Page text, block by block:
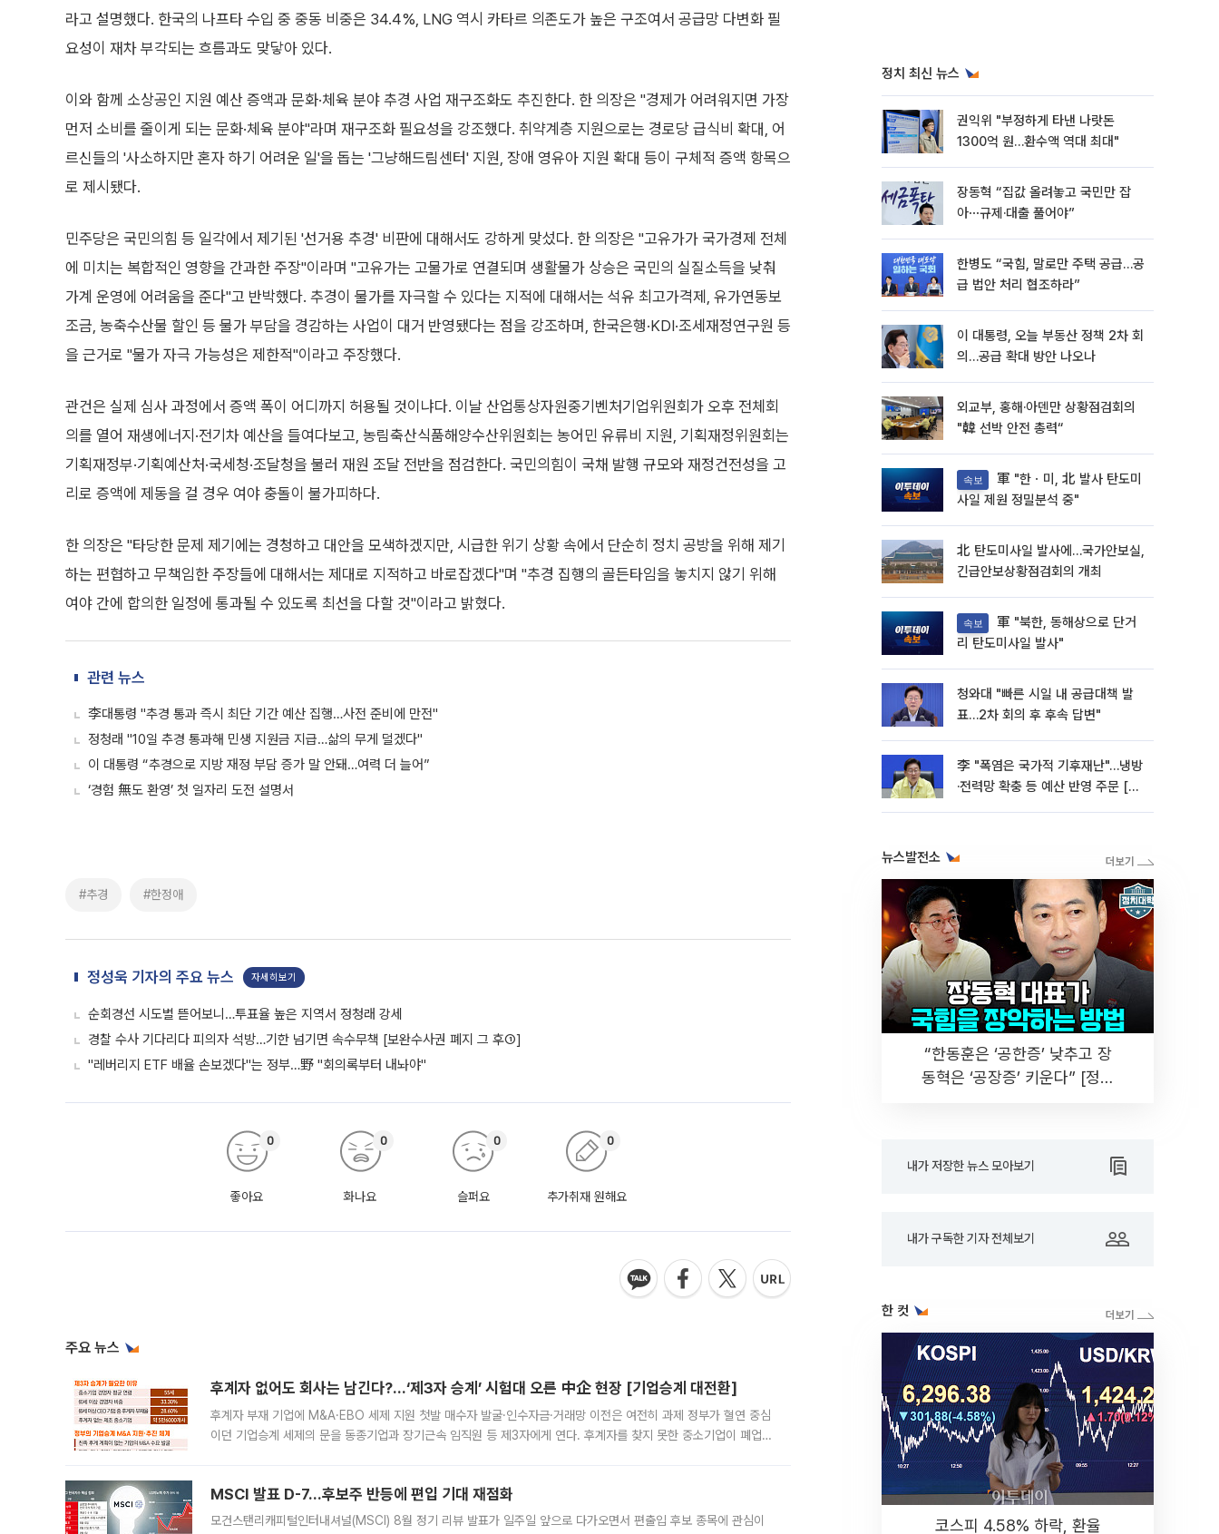
라고 설명했다. 한국의 나프타 수입 중 중동 비중은 34.4%, LNG 역시 카타르 의존도가 높은 구조여서 공급망 다변화 필
요성이 재차 부각되는 흐름과도 맞닿아 있다.
이와 함께 소상공인 지원 예산 증액과 문화·체육 분야 추경 사업 재구조화도 추진한다. 한 의장은 "경제가 어려워지면 가장
먼저 소비를 줄이게 되는 문화·체육 분야"라며 재구조화 필요성을 강조했다. 취약계층 지원으로는 경로당 급식비 확대, 어
르신들의 '사소하지만 혼자 하기 어려운 일'을 돕는 '그냥해드림센터' 지원, 장애 영유아 지원 확대 등이 구체적 증액 항목으
로 제시됐다.
민주당은 국민의힘 등 일각에서 제기된 '선거용 추경' 비판에 대해서도 강하게 맞섰다. 한 의장은 "고유가가 국가경제 전체
에 미치는 복합적인 영향을 간과한 주장"이라며 "고유가는 고물가로 연결되며 생활물가 상승은 국민의 실질소득을 낮춰
가계 운영에 어려움을 준다"고 반박했다. 추경이 물가를 자극할 수 있다는 지적에 대해서는 석유 최고가격제, 유가연동보
조금, 농축수산물 할인 등 물가 부담을 경감하는 사업이 대거 반영됐다는 점을 강조하며, 한국은행·KDI·조세재정연구원 등
을 근거로 "물가 자극 가능성은 제한적"이라고 주장했다.
관건은 실제 심사 과정에서 증액 폭이 어디까지 허용될 것이냐다. 이날 산업통상자원중기벤처기업위원회가 오후 전체회
의를 열어 재생에너지·전기차 예산을 들여다보고, 농림축산식품해양수산위원회는 농어민 유류비 지원, 기획재정위원회는
기획재정부·기획예산처·국세청·조달청을 불러 재원 조달 전반을 점검한다. 국민의힘이 국채 발행 규모와 재정건전성을 고
리로 증액에 제동을 걸 경우 여야 충돌이 불가피하다.
한 의장은 "타당한 문제 제기에는 경청하고 대안을 모색하겠지만, 시급한 위기 상황 속에서 단순히 정치 공방을 위해 제기
하는 편협하고 무책임한 주장들에 대해서는 제대로 지적하고 바로잡겠다"며 "추경 집행의 골든타임을 놓치지 않기 위해
여야 간에 합의한 일정에 통과될 수 있도록 최선을 다할 것"이라고 밝혔다.
관련 뉴스
李대통령 "추경 통과 즉시 최단 기간 예산 집행…사전 준비에 만전"
정청래 "10일 추경 통과해 민생 지원금 지급…삶의 무게 덜겠다"
이 대통령 “추경으로 지방 재정 부담 증가 말 안돼…여력 더 늘어”
‘경험 無도 환영’ 첫 일자리 도전 설명서
#추경 #한정애
정성욱 기자의 주요 뉴스 자세히보기
순회경선 시도별 뜯어보니…투표율 높은 지역서 정청래 강세
경찰 수사 기다리다 피의자 석방…기한 넘기면 속수무책 [보완수사권 폐지 그 후①]
"레버리지 ETF 배율 손보겠다"는 정부…野 "회의록부터 내놔야"
좋아요
0
화나요
0
슬퍼요
0
추가취재 원해요
0
주요 뉴스
후계자 없어도 회사는 남긴다?…‘제3자 승계’ 시험대 오른 中企 현장 [기업승계 대전환]
후계자 부재 기업에 M&A·EBO 세제 지원 첫발 매수자 발굴·인수자금·거래망 이전은 여전히 과제 정부가 혈연 중심
이던 기업승계 세제의 문을 동종기업과 장기근속 임직원 등 제3자에게 연다. 후계자를 찾지 못한 중소기업이 폐업
MSCI 발표 D-7…후보주 반등에 편입 기대 재점화
모건스탠리캐피털인터내셔널(MSCI) 8월 정기 리뷰 발표가 일주일 앞으로 다가오면서 편출입 후보 종목에 관심이
정치 최신 뉴스
권익위 "부정하게 타낸 나랏돈
1300억 원…환수액 역대 최대"
장동혁 “집값 올려놓고 국민만 잡
아⋯규제·대출 풀어야”
한병도 “국힘, 말로만 주택 공급…공
급 법안 처리 협조하라”
이 대통령, 오늘 부동산 정책 2차 회
의…공급 확대 방안 나오나
외교부, 홍해·아덴만 상황점검회의
"韓 선박 안전 총력“
속보
사일 제원 정밀분석 중"
北 탄도미사일 발사에…국가안보실,
긴급안보상황점검회의 개최
속보
리 탄도미사일 발사"
청와대 "빠른 시일 내 공급대책 발
표…2차 회의 후 후속 답변"
李 "폭염은 국가적 기후재난"…냉방
·전력망 확충 등 예산 반영 주문 [종
뉴스발전소
“한동훈은 ‘공한증’ 낮추고 장
동혁은 ‘공장증’ 키운다” [정치
내가 저장한 뉴스 모아보기
내가 구독한 기자 전체보기
한 컷
코스피 4.58% 하락, 환율